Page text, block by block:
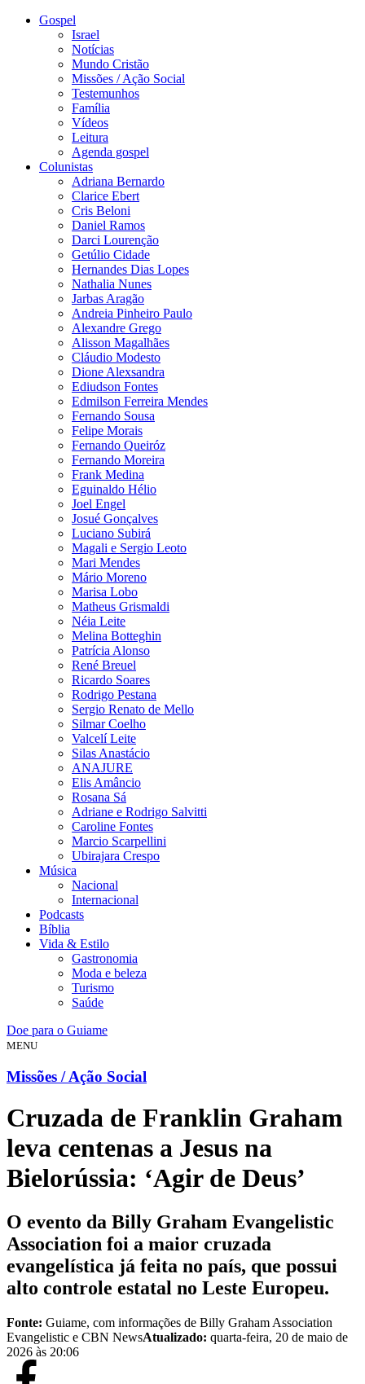
Gospel
Israel
Notícias
Mundo Cristão
Missões / Ação Social
Testemunhos
Família
Vídeos
Leitura
Agenda gospel
Colunistas
Adriana Bernardo
Clarice Ebert
Cris Beloni
Daniel Ramos
Darci Lourenção
Getúlio Cidade
Hernandes Dias Lopes
Nathalia Nunes
Jarbas Aragão
Andreia Pinheiro Paulo
Alexandre Grego
Alisson Magalhães
Cláudio Modesto
Dione Alexsandra
Ediudson Fontes
Edmilson Ferreira Mendes
Fernando Sousa
Felipe Morais
Fernando Queiróz
Fernando Moreira
Frank Medina
Eguinaldo Hélio
Joel Engel
Josué Gonçalves
Luciano Subirá
Magali e Sergio Leoto
Mari Mendes
Mário Moreno
Marisa Lobo
Matheus Grismaldi
Néia Leite
Melina Botteghin
Patrícia Alonso
René Breuel
Ricardo Soares
Rodrigo Pestana
Sergio Renato de Mello
Silmar Coelho
Valcelí Leite
Silas Anastácio
ANAJURE
Elis Amâncio
Rosana Sá
Adriane e Rodrigo Salvitti
Caroline Fontes
Marcio Scarpellini
Ubirajara Crespo
Música
Nacional
Internacional
Podcasts
Bíblia
Vida & Estilo
Gastronomia
Moda e beleza
Turismo
Saúde
Doe para o Guiame
MENU
Missões / Ação Social
Cruzada de Franklin Graham
leva centenas a Jesus na
Bielorússia: ‘Agir de Deus’
O evento da Billy Graham Evangelistic
Association foi a maior cruzada
evangelística já feita no país, que possui
alto controle estatal no Leste Europeu.
Fonte: Guiame, com informações de Billy Graham Association
Evangelistic e CBN NewsAtualizado: quarta-feira, 20 de maio de
2026 às 20:06